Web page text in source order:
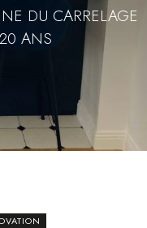
DU CARRELAGE
ANS